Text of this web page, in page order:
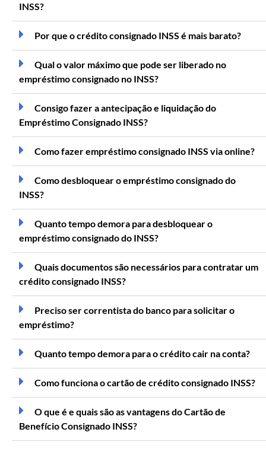
INSS?
Por que o crédito consignado INSS é mais barato?
Qual o valor máximo que pode ser liberado no
empréstimo consignado no INSS?
Consigo fazer a antecipação e liquidação do
Empréstimo Consignado INSS?
Como fazer empréstimo consignado INSS via online?
Como desbloquear o empréstimo consignado do
INSS?
Quanto tempo demora para desbloquear o
empréstimo consignado do INSS?
Quais documentos são necessários para contratar um
crédito consignado INSS?
Preciso ser correntista do banco para solicitar o
empréstimo?
Quanto tempo demora para o crédito cair na conta?
Como funciona o cartão de crédito consignado INSS?
O que é e quais são as vantagens do Cartão de
Benefício Consignado INSS?